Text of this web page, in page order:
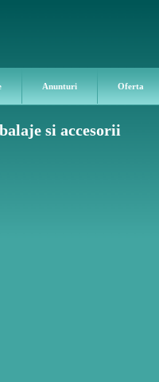
Anunturi Oferta
si accesorii